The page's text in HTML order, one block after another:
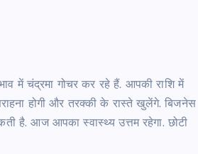
में चंद्रमा गोचर कर रहे हैं. आपकी राशि में
होगी और तरक्की के रास्ते खुलेंगे. बिजनेस
है. आज आपका स्वास्थ्य उत्तम रहेगा. छोटी